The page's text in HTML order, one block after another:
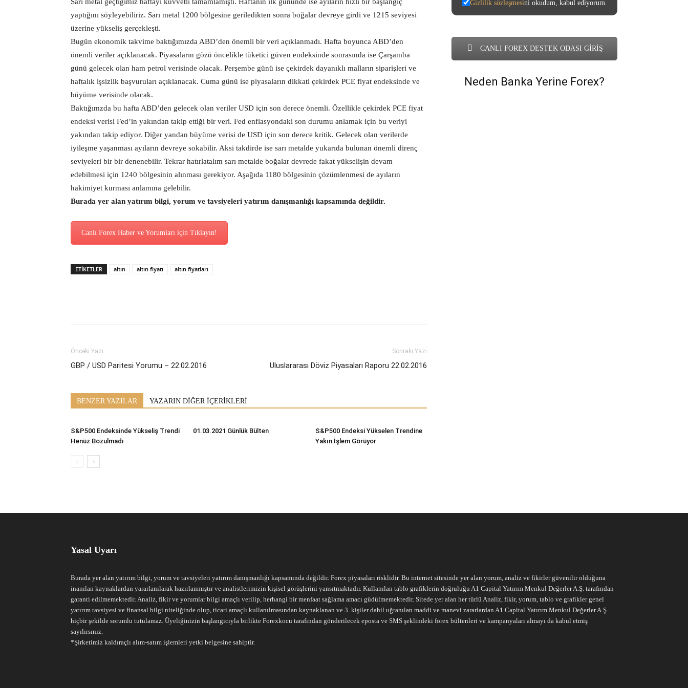
yaptığını söyleyebiliriz. Sarı metal 1200 bölgesine geriledikten sonra boğalar devreye girdi ve 1215 seviyesi
üzerine yükseliş gerçekleşti.
Bugün ekonomik takvime baktığımızda ABD’den önemli bir veri açıklanmadı. Hafta boyunca ABD’den
önemli veriler açıklanacak. Piyasaların gözü öncelikle tüketici güven endeksinde sonrasında ise Çarşamba
günü gelecek olan ham petrol verisinde olacak. Perşembe günü ise çekirdek dayanıklı malların siparişleri ve
haftalık işsizlik başvuruları açıklanacak. Cuma günü ise piyasaların dikkati çekirdek PCE fiyat endeksinde ve
büyüme verisinde olacak.
Baktığımzda bu hafta ABD’den gelecek olan veriler USD için son derece önemli. Özellikle çekirdek PCE fiyat
endeksi verisi Fed’in yakından takip ettiği bir veri. Fed enflasyondaki son durumu anlamak için bu veriyi
yakından takip ediyor. Diğer yandan büyüme verisi de USD için son derece kritik. Gelecek olan verilerde
iyileşme yaşanması ayıların devreye sokabilir. Aksi takdirde ise sarı metalde yukarıda bulunan önemli direnç
seviyeleri bir bir denenebilir. Tekrar hatırlatalım sarı metalde boğalar devrede fakat yükselişin devam
edebilmesi için 1240 bölgesinin alınması gerekiyor. Aşağıda 1180 bölgesinin çözümlenmesi de ayıların
hakimiyet kurması anlamına gelebilir.
Burada yer alan yatırım bilgi, yorum ve tavsiyeleri yatırım danışmanlığı kapsamında değildir.
Canlı Forex Haber ve Yorumları için Tıklayın!
ETİKETLER altın altın fiyatı altın fiyatları
Önceki Yazı
GBP / USD Paritesi Yorumu – 22.02.2016
Sonraki Yazı
Uluslararası Döviz Piyasaları Raporu 22.02.2016
BENZER YAZILAR YAZARIN DİĞER İÇERİKLERİ
S&P500 Endeksinde Yükseliş Trendi
Henüz Bozulmadı
01.03.2021 Günlük Bülten
S&P500 Endeksi Yükselen Trendine
Yakın İşlem Görüyor
Gizlilik sözleşmesini okudum, kabul ediyorum.
CANLI FOREX DESTEK ODASI GİRİŞ
Neden Banka Yerine Forex?
Yasal Uyarı
Burada yer alan yatırım bilgi, yorum ve tavsiyeleri yatırım danışmanlığı kapsamında değildir. Forex piyasaları risklidir. Bu internet sitesinde yer alan yorum, analiz ve fikirler güvenilir olduğuna
inanılan kaynaklardan yararlanılarak hazırlanmıştır ve analistlerimizin kişisel görüşlerini yansıtmaktadır. Kullanılan tablo grafiklerin doğruluğu A1 Capital Yatırım Menkul Değerler A.Ş. tarafından
garanti edilmemektedir. Analiz, fikir ve yorumlar bilgi amaçlı verilip, herhangi bir menfaat sağlama amacı güdülmemektedir. Sitede yer alan her türlü Analiz, fikir, yorum, tablo ve grafikler genel
yatırım tavsiyesi ve finansal bilgi niteliğinde olup, ticari amaçlı kullanılmasından kaynaklanan ve 3. kişiler dahil uğranılan maddi ve manevi zararlardan A1 Capital Yatırım Menkul Değerler A.Ş.
hiçbir şekilde sorumlu tutulamaz. Üyeliğinizin başlangıcıyla birlikte Forexkocu tarafından gönderilecek eposta ve SMS şeklindeki forex bültenleri ve kampanyaları almayı da kabul etmiş
sayılırsınız.
*Şirketimiz kaldıraçlı alım-satım işlemleri yetki belgesine sahiptir.